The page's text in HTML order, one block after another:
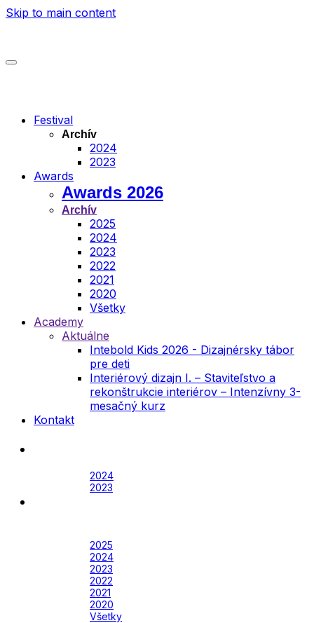
Skip to main content
Festival
Archív
2024
2023
Awards
Awards 2026
Archív
2025
2024
2023
2022
2021
2020
Všetky
Academy
Aktuálne
Intebold Kids 2026 - Dizajnérsky tábor
pre deti
Interiérový dizajn I. – Staviteľstvo a
rekonštrukcie interiérov – Intenzívny 3-
mesačný kurz
Kontakt
2024
2023
2025
2024
2023
2022
2021
2020
Všetky